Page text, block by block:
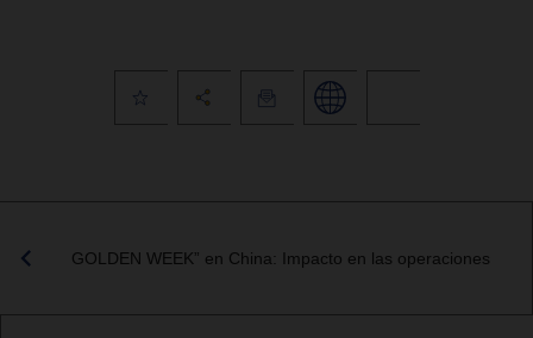
GOLDEN WEEK” en China: Impacto en las operaciones